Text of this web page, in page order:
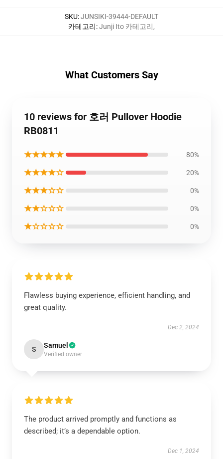
SKU:JUNSIKI-39444-DEFAULT
카테고리:Junji Ito 카테고리,
What Customers Say
10 reviews for 호러 Pullover Hoodie
RB0811
★★★★★ 80%
★★★★☆ 20%
★★★☆☆ 0%
★★☆☆☆ 0%
★☆☆☆☆ 0%
Flawless buying experience, efficient handling, and
great quality.
Dec 2, 2024
S Samuel
Verified owner
The product arrived promptly and functions as
described; it’s a dependable option.
Dec 1, 2024